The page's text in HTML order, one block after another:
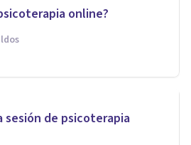
online?
sesión de psicoterapia